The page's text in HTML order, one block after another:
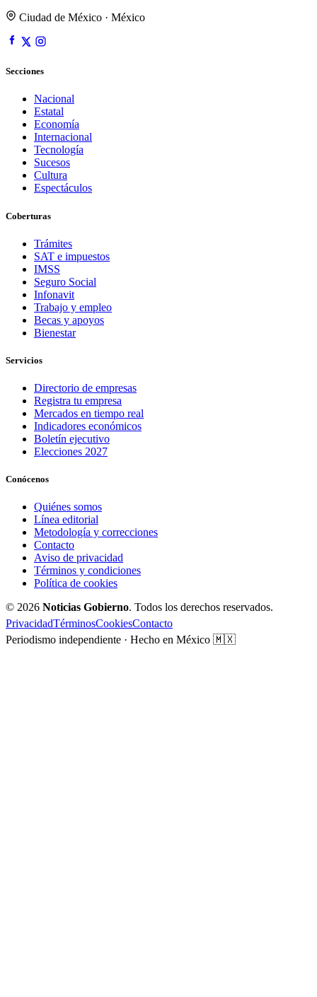
Ciudad de México · México
Secciones
Nacional
Estatal
Economía
Internacional
Tecnología
Sucesos
Cultura
Espectáculos
Coberturas
Trámites
SAT e impuestos
IMSS
Seguro Social
Infonavit
Trabajo y empleo
Becas y apoyos
Bienestar
Servicios
Directorio de empresas
Registra tu empresa
Mercados en tiempo real
Indicadores económicos
Boletín ejecutivo
Elecciones 2027
Conócenos
Quiénes somos
Línea editorial
Metodología y correcciones
Contacto
Aviso de privacidad
Términos y condiciones
Política de cookies
© 2026 Noticias Gobierno. Todos los derechos reservados.
PrivacidadTérminosCookiesContacto
Periodismo independiente · Hecho en México 🇲🇽